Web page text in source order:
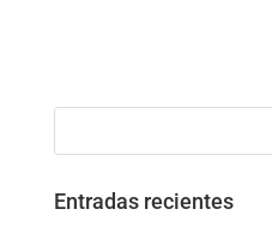
Entradas recientes